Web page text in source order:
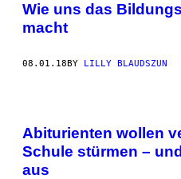
Wie uns das
macht
08.01.18 BY LILLY BLAUDSZUN
Abiturienten wollen
Schule stürmen –
aus